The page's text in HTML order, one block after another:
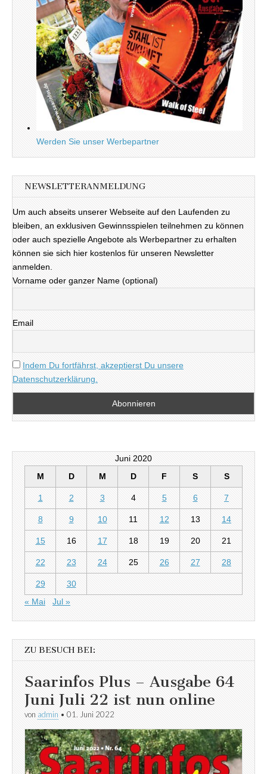
Werden Sie unser Werbepartner
NEWSLETTERANMELDUNG
Um auch abseits unserer Webseite auf den Laufenden zu
bleiben, an exklusiven Gewinnsspielen teilnehmen zu können
oder auch spezielle Angebote als Werbepartner zu erhalten
können sie sich hier kostenlos für unseren Newsletter
anmelden.
Vorname oder ganzer Name (optional)
Email
Indem Du fortfährst, akzeptierst Du unsere
Datenschutzerklärung.
Juni 2020
M
D M D F S S
1 2 3 4 5 6 7
8 9 10 11 12 13 14
15 16 17 18 19 20 21
22 23 24 25 26 27 28
29
30
« Mai
Jul »
ZU BESUCH BEI:
Saarinfos Plus – Ausgabe 64
Juni Juli 22 ist nun online
von admin • 01. Juni 2022